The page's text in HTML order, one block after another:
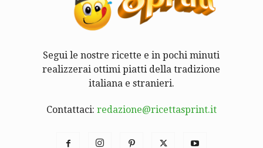
Segui le nostre ricette e in pochi minuti
realizzerai ottimi piatti della tradizione
italiana e stranieri.
Contattaci: redazione@ricettasprint.it